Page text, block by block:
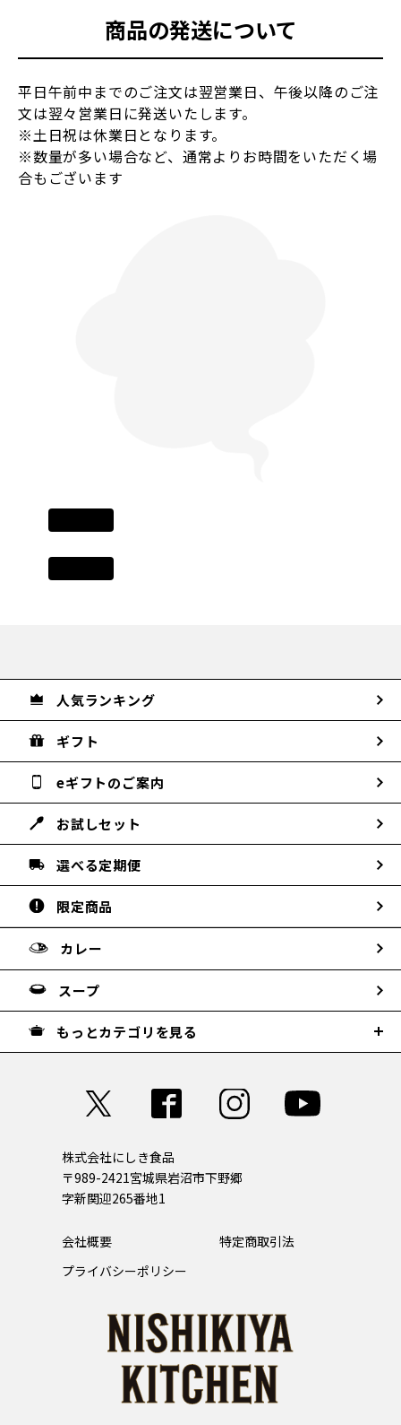
商品の発送について
平日午前中までのご注文は翌営業日、午後以降のご注
文は翌々営業日に発送いたします。
※土日祝は休業日となります。
※数量が多い場合など、通常よりお時間をいただく場
合もございます
人気ランキング
ギフト
eギフトのご案内
お試しセット
選べる定期便
限定商品
カレー
スープ
もっとカテゴリを見る
株式会社にしき食品
〒989-2421宮城県岩沼市下野郷
字新関迎265番地1
会社概要
特定商取引法
プライバシーポリシー